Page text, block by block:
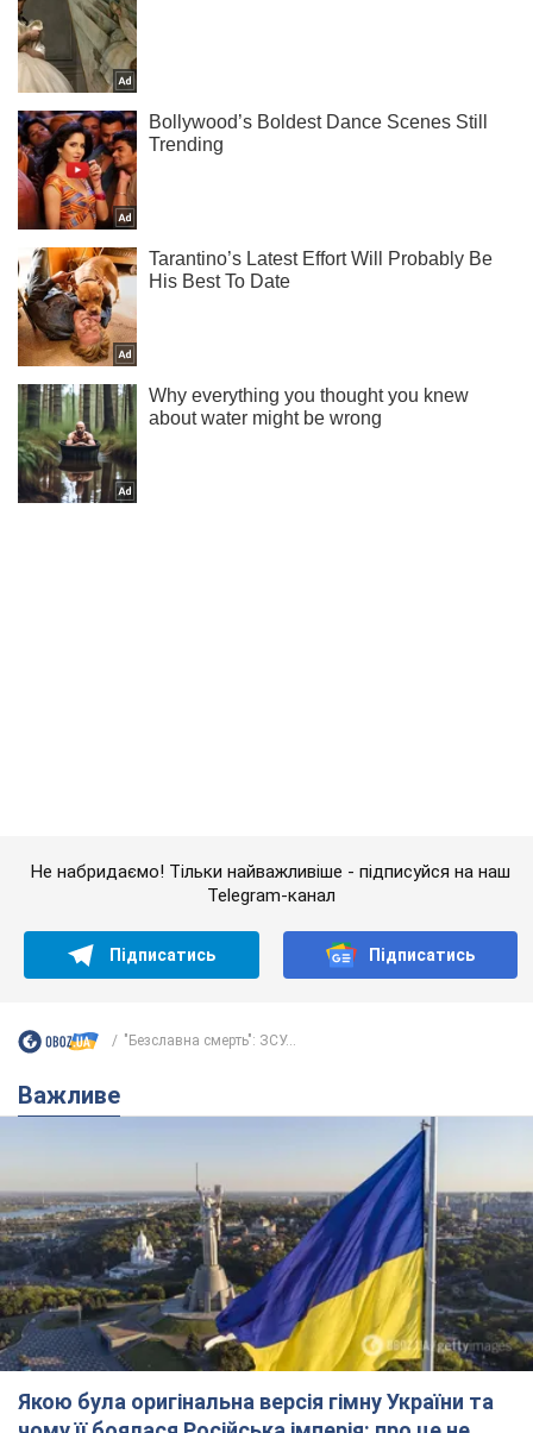
чому її боялася Російська імперія: про це не
Державним символом є тільки перший куплет та приспів пісні
час назад 2,4 т.
Олександру Пономарьову – 53: що
відомо про трьох дітей секс-
символа 90-х та який вигляд вони
мають
За розвитком кар'єри артист не забував про
особисте щастя
6 часов назад 6,7 т.